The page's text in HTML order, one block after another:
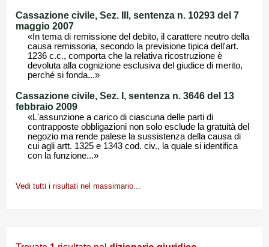
Cassazione civile, Sez. III, sentenza n. 10293 del 7
maggio 2007
«In tema di remissione del debito, il carattere neutro della
causa remissoria, secondo la previsione tipica dell'art.
1236 c.c., comporta che la relativa ricostruzione è
devoluta alla cognizione esclusiva del giudice di merito,
perché si fonda...»
Cassazione civile, Sez. I, sentenza n. 3646 del 13
febbraio 2009
«L'assunzione a carico di ciascuna delle parti di
contrapposte obbligazioni non solo esclude la gratuità del
negozio ma rende palese la sussistenza della causa di
cui agli artt. 1325 e 1343 cod. civ., la quale si identifica
con la funzione...»
Vedi tutti i risultati nel massimario...